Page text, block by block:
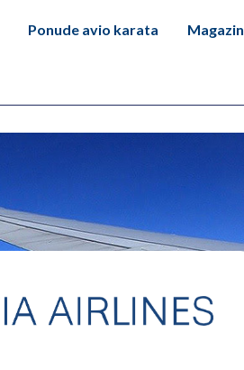
Ponude avio karata Magazin